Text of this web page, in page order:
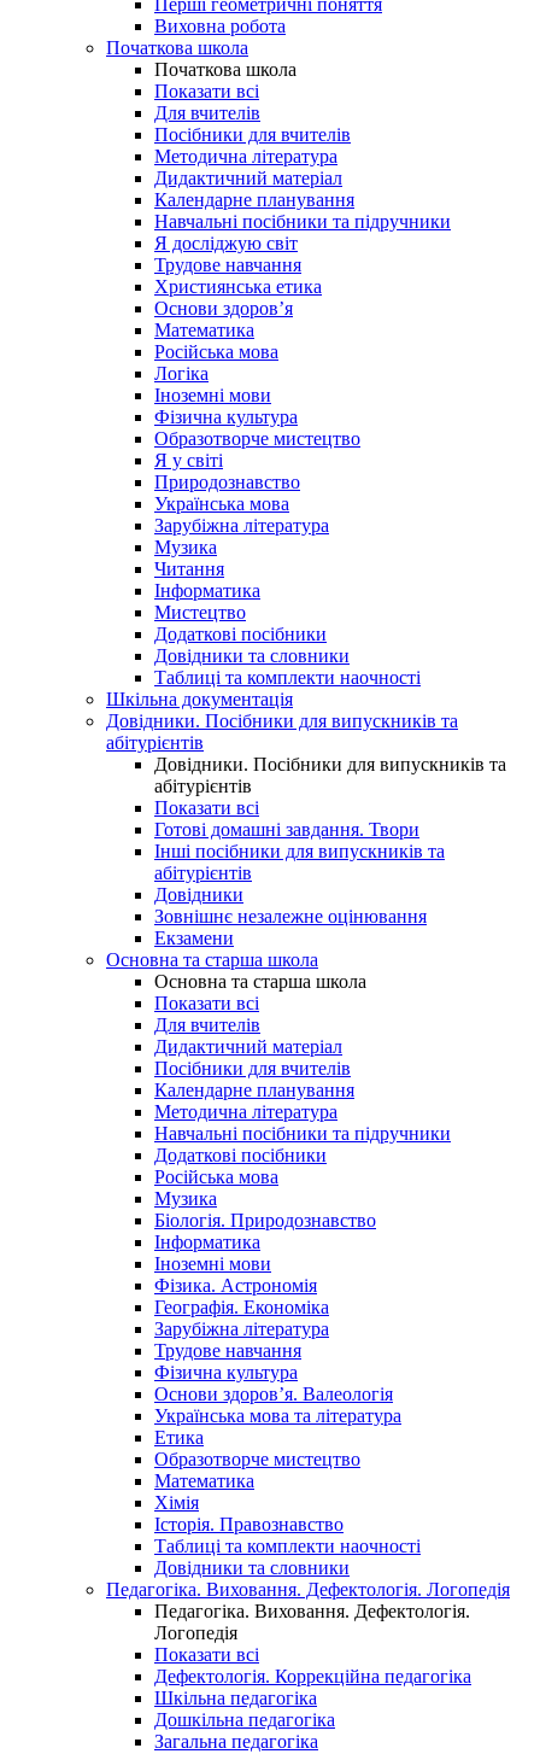
Перші геометричні поняття
Виховна робота
Початкова школа
Початкова школа
Показати всі
Для вчителів
Посібники для вчителів
Методична література
Дидактичний матеріал
Календарне планування
Навчальні посібники та підручники
Я досліджую світ
Трудове навчання
Християнська етика
Основи здоров’я
Математика
Російська мова
Логіка
Іноземні мови
Фізична культура
Образотворче мистецтво
Я у світі
Природознавство
Українська мова
Зарубіжна література
Музика
Читання
Інформатика
Мистецтво
Додаткові посібники
Довідники та словники
Таблиці та комплекти наочності
Шкільна документація
Довідники. Посібники для випускників та
абітурієнтів
Довідники. Посібники для випускників та
абітурієнтів
Показати всі
Готові домашні завдання. Твори
Інші посібники для випускників та
абітурієнтів
Довідники
Зовнішнє незалежне оцінювання
Екзамени
Основна та старша школа
Основна та старша школа
Показати всі
Для вчителів
Дидактичний матеріал
Посібники для вчителів
Календарне планування
Методична література
Навчальні посібники та підручники
Додаткові посібники
Російська мова
Музика
Біологія. Природознавство
Інформатика
Іноземні мови
Фізика. Астрономія
Географія. Економіка
Зарубіжна література
Трудове навчання
Фізична культура
Основи здоров’я. Валеологія
Українська мова та література
Етика
Образотворче мистецтво
Математика
Хімія
Історія. Правознавство
Таблиці та комплекти наочності
Довідники та словники
Педагогіка. Виховання. Дефектологія. Логопедія
Педагогіка. Виховання. Дефектологія.
Логопедія
Показати всі
Дефектологія. Коррекційна педагогіка
Шкільна педагогіка
Дошкільна педагогіка
Загальна педагогіка